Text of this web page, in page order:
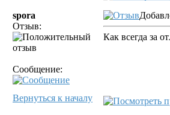
spora
Отзыв:
Сообщение:
Как всегда за
Вернуться к началу